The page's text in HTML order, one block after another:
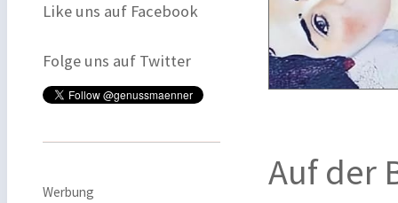
Like uns auf Facebook
Folge uns auf Twitter
Werbung
Auf der